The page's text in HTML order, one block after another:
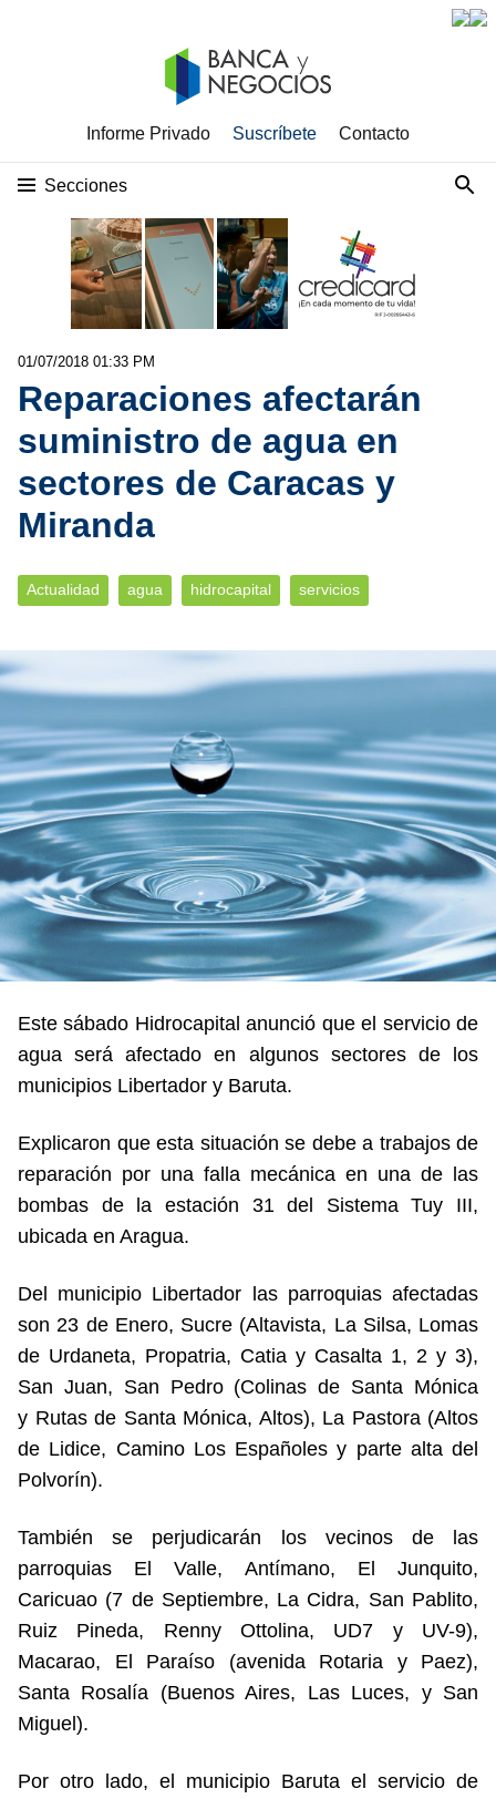
Informe Privado Suscríbete Contacto
Secciones
01/07/2018 01:33 PM
Reparaciones afectarán
suministro de agua en
sectores de Caracas y
Miranda
Actualidad agua hidrocapital servicios
Este sábado Hidrocapital anunció que el servicio de
agua será afectado en algunos sectores de los
municipios Libertador y Baruta.
Explicaron que esta situación se debe a trabajos de
reparación por una falla mecánica en una de las
bombas de la estación 31 del Sistema Tuy III,
ubicada en Aragua.
Del municipio Libertador las parroquias afectadas
son 23 de Enero, Sucre (Altavista, La Silsa, Lomas
de Urdaneta, Propatria, Catia y Casalta 1, 2 y 3),
San Juan, San Pedro (Colinas de Santa Mónica
y Rutas de Santa Mónica, Altos), La Pastora (Altos
de Lidice, Camino Los Españoles y parte alta del
Polvorín).
También se perjudicarán los vecinos de las
parroquias El Valle, Antímano, El Junquito,
Caricuao (7 de Septiembre, La Cidra, San Pablito,
Ruiz Pineda, Renny Ottolina, UD7 y UV-9),
Macarao, El Paraíso (avenida Rotaria y Paez),
Santa Rosalía (Buenos Aires, Las Luces, y San
Miguel).
Por otro lado, el municipio Baruta el servicio de